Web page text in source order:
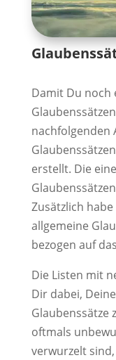
Damit Du noch
nachfolgenden
erstellt. Die
Zusätzlich
allgemeine
bezogen auf
Die Listen mit
Dir dabei,
Glaubenssätze
oftmals
verwurzelt